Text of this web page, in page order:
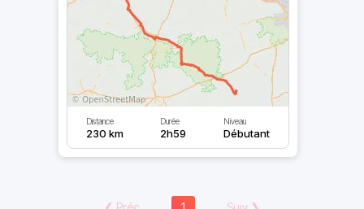
Distance
230 km
Durée
2h59
Niveau
Débutant